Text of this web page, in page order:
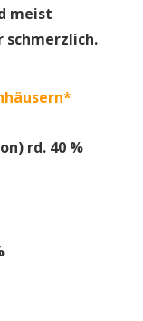
meist
rd. 40 %